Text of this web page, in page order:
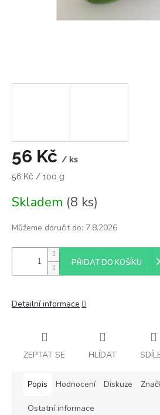
56 Kč / ks
Měrná
56 Kč / 100 g
Skladem (8 ks)
Můžeme doručit do: 7.8.2026
PŘIDAT DO KOŠÍKU
Detailní informace
ZEPTAT SE HLÍDAT
Popis Hodnocení Diskuze
Ostatní informace